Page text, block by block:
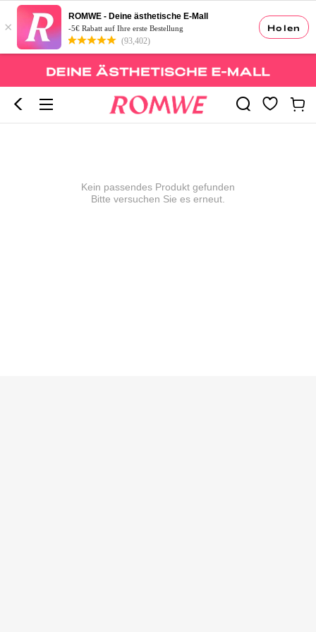
Holen
×
ROMWE - Deine ästhetische E-Mall
-5€ Rabatt auf Ihre erste Bestellung
(93,402)
Kein passendes Produkt gefunden
Bitte versuchen Sie es erneut.